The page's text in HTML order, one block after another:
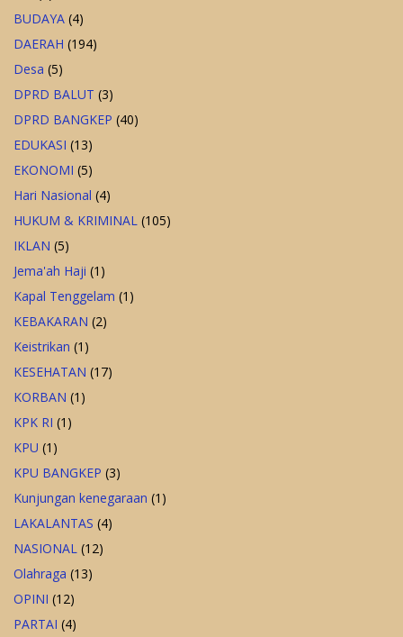
BUDAYA (4)
DAERAH (194)
Desa (5)
DPRD BALUT (3)
DPRD BANGKEP (40)
EDUKASI (13)
EKONOMI (5)
Hari Nasional (4)
HUKUM & KRIMINAL (105)
IKLAN (5)
Jema'ah Haji (1)
Kapal Tenggelam (1)
KEBAKARAN (2)
Keistrikan (1)
KESEHATAN (17)
KORBAN (1)
KPK RI (1)
KPU (1)
KPU BANGKEP (3)
Kunjungan kenegaraan (1)
LAKALANTAS (4)
NASIONAL (12)
Olahraga (13)
OPINI (12)
PARTAI (4)